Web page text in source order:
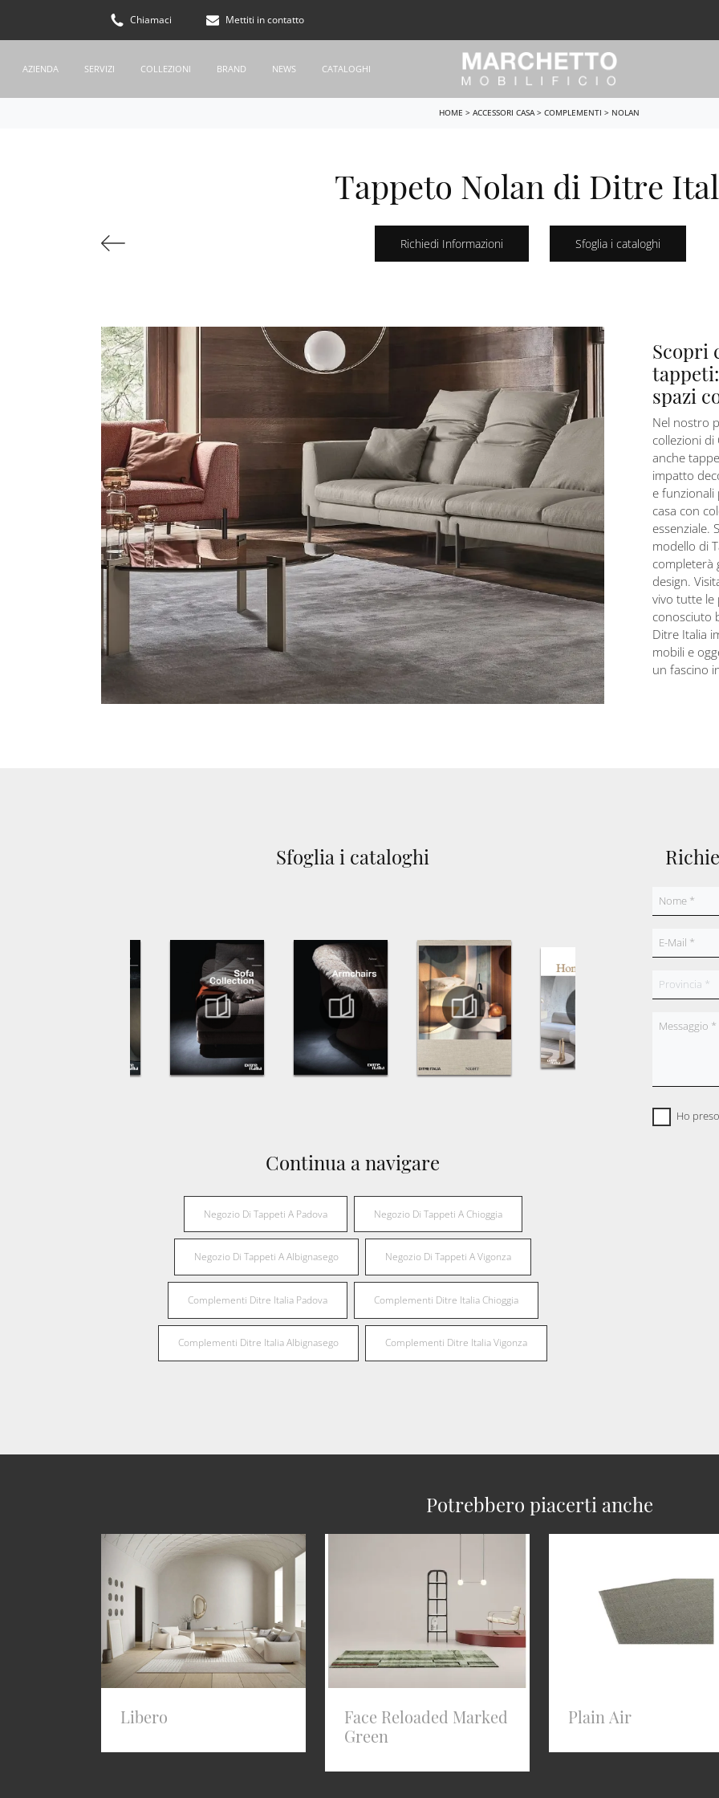
Chiamaci Mettiti in contatto
AZIENDA SERVIZI COLLEZIONI BRAND NEWS CATALOGHI
HOME > ACCESSORI CASA> COMPLEMENTI > NOLAN
Tappeto Nolan di Ditre
Richiedi Informazioni Sfoglia i cataloghi
Scopri
spazi
Nel nostro
collezioni
anche
impatto
e funzionali
casa con
essenziale.
modello di
completerà
design.
vivo tutte le
conosciuto
Ditre Italia
mobili e
un fascino
Sfoglia i cataloghi
Continua a navigare
Negozio Di Tappeti A Padova Negozio Di Tappeti A Chioggia
Negozio Di Tappeti A Albignasego Negozio Di Tappeti A Vigonza
Complementi Ditre Italia Padova Complementi Ditre Italia Chioggia
Complementi Ditre Italia Albignasego Complementi Ditre Italia Vigonza
Ho
Potrebbero piacerti anche
Libero
Face Reloaded Marked
Green
Plain Air